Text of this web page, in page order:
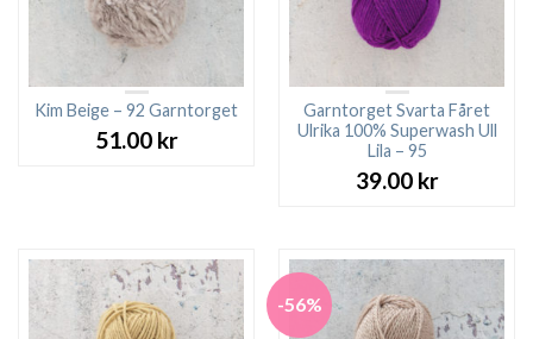
Kim Beige – 92 Garntorget
51.00 kr
Garntorget Svarta Fåret
Ulrika 100% Superwash Ull
Lila – 95
39.00 kr
-56%